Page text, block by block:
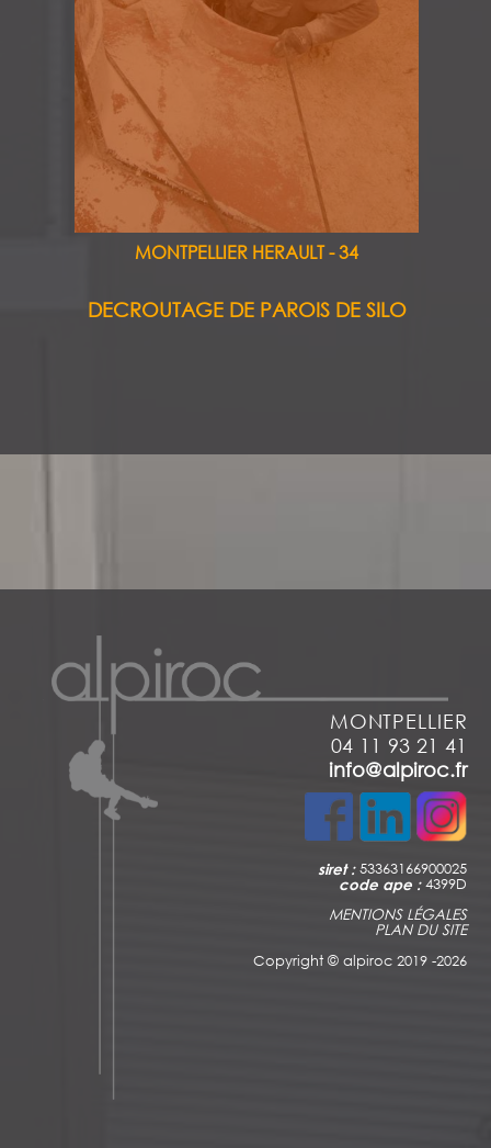
MONTPELLIER HERAULT - 34
DECROUTAGE DE PAROIS DE SILO
MONTPELLIER
04 11 93 21 41
info@alpiroc.fr
siret :53363166900025
code ape :4399D
MENTIONS LÉGALES
PLAN DU SITE
Copyright ©alpiroc 2019 -2026